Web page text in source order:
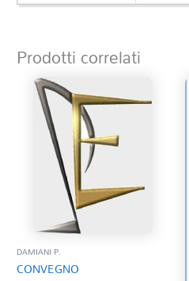
Prodotti correlati
DAMIANI P.
CONVEGNO